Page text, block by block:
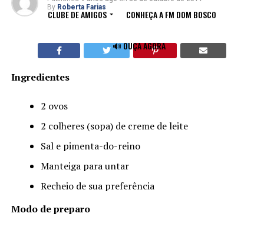
CLUBE DE AMIGOS CONHEÇA A FM DOM BOSCO
🔊 OUÇA AGORA
By Roberta Farias
Ingredientes
2 ovos
2 colheres (sopa) de creme de leite
Sal e pimenta-do-reino
Manteiga para untar
Recheio de sua preferência
Modo de preparo